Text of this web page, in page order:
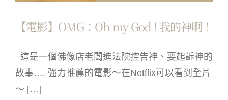
【電影】OMG：Oh my God ! 我的神啊！
這是一個佛像店老闆進法院控告神、要起訴神的
故事…. 強力推薦的電影～在Netflix可以看到全片
～ […]